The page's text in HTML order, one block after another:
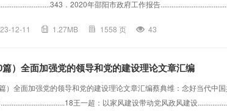
．2020年邵阳市政府工作报告
12-11
1.27MB 1558 页 43
篇）全面加强党的领导和党的建设理论文章汇编
）全面加强党的领导和党的建设理论文章汇编蔡典维：念好当代中
王一超：以家风建设带动党风政风建设